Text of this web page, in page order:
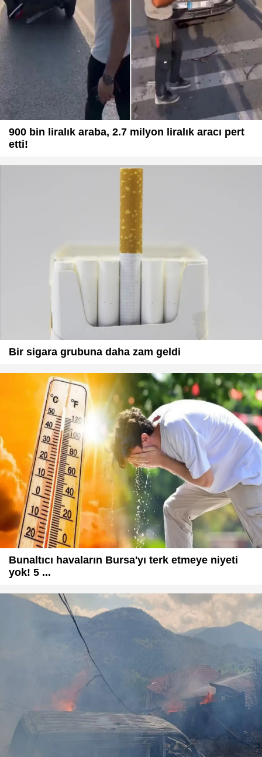
900 bin liralık araba, 2.7 milyon liralık aracı pert
etti!
Bir sigara grubuna daha zam geldi
Bunaltıcı havaların Bursa'yı terk etmeye niyeti
yok! 5 ...